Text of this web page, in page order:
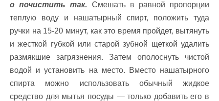
о почистить так.
Смешать в равной пропорции
теплую воду и нашатырный спирт, положить туда
ручки на 15-20 минут, как это время пройдет, вытянуть
и жесткой губкой или старой зубной щеткой удалить
размякшие загрязнения. Затем ополоснуть чистой
водой и установить на место. Вместо нашатырного
спирта можно использовать обычный жидкое
средство для мытья посуды — только добавить его в